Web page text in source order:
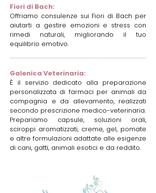
Fiori di Bach:
Offriamo consulenze sui Fiori di Bach per
aiutarti a gestire emozioni e stress con
rimedi naturali, migliorando il tuo
equilibrio emotivo.
Galenica Veterinaria:
È il servizio dedicato alla preparazione
personalizzata di farmaci per animali da
compagnia e da allevamento, realizzati
secondo prescrizione medico-veterinaria.
Prepariamo capsule, soluzioni orali,
sciroppi aromatizzati, creme, gel, pomate
e altre formulazioni adattate alle esigenze
di cani, gatti, animali esotici e da reddito.